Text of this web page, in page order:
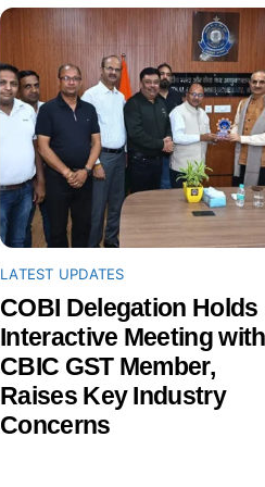
LATEST UPDATES
COBI Delegation Holds
Interactive Meeting with
CBIC GST Member,
Raises Key Industry
Concerns